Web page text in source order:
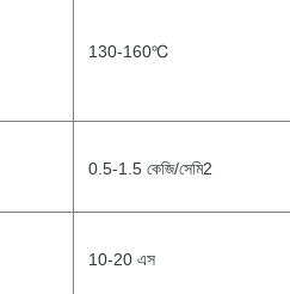
130-160℃
0.5-1.5 কেজি/সেমি2
10-20 এস